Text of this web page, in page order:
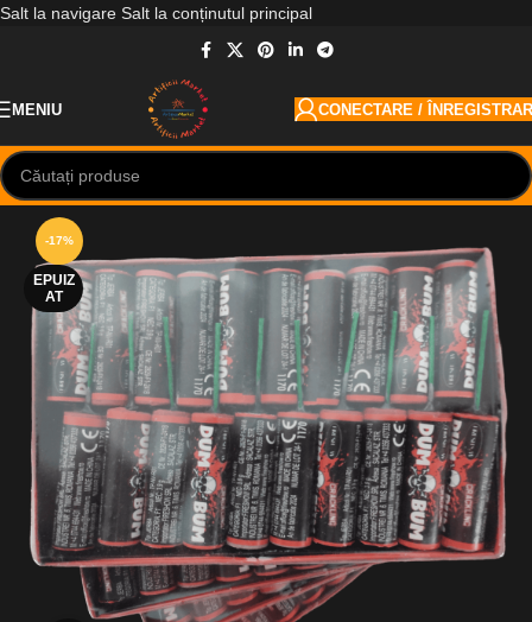
Salt la navigare Salt la conținutul principal
MENIU CONECTARE /
-17%
EPUIZ
AT